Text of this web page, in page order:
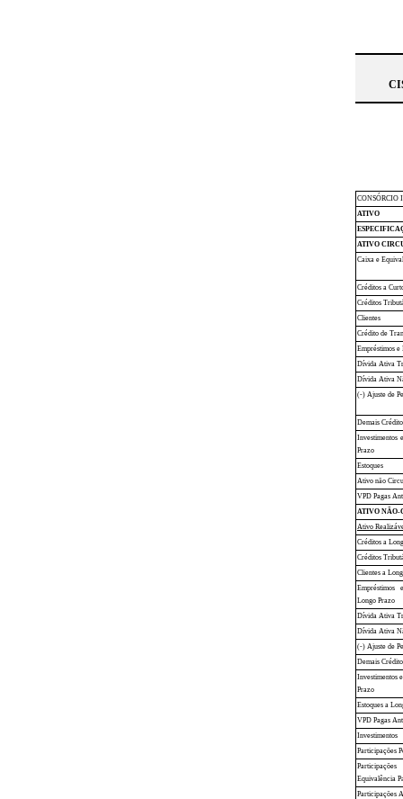
CONSÓRCIO
ATIVO
ATIVO
Caixa e
Créditos a
Créditos
Clientes
Crédito de
Empréstimos e
Dívida Ativa
Dívida Ativa
(-) Ajuste de
Demais
Investimentos
Prazo
Estoques
Ativo não
VPD Pagas
ATIVO NÃO-
Ativo
Créditos a
Créditos
Clientes a
Empréstimos
Longo Prazo
Dívida Ativa
Dívida Ativa
(-) Ajuste de
Demais
Investimentos
Prazo
Estoques a
VPD Pagas
Investimentos
Participações
Equivalência
Participações